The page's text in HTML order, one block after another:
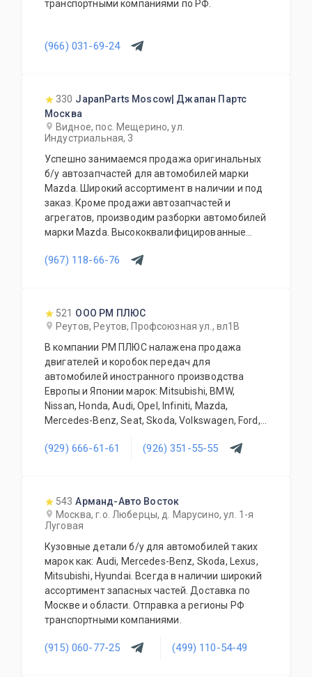
транспортными компаниями по РФ.
(966) 031-69-24
330 JapanParts Moscow| Джапан Партс
Москва
Видное, пос. Мещерино, ул.
Индустриальная, 3
Успешно занимаемся продажа оригинальных
б/у автозапчастей для автомобилей марки
Mazda. Широкий ассортимент в наличии и под
заказ. Кроме продажи автозапчастей и
агрегатов, производим разборки автомобилей
марки Mazda. Высококвалифицированные
его виды. В нашем автосервисе проводится
дополнительное оборудование для Вашего
автомобиля. Гарантия качества на все услуги
и продукцию. Квалифицированные
специалисты. Мы работаем для Вас каждый
день.
(967) 118-66-76
521 ООО РМ ПЛЮС
Реутов, Реутов, Профсоюзная ул., вл1В
В компании РМ ПЛЮС налажена продажа
двигателей и коробок передач для
автомобилей иностранного производства
Европы и Японии марок: Mitsubishi, BMW,
Nissan, Honda, Audi, Opel, Infiniti, Mazda,
Mercedes-Benz, Seat, Skoda, Volkswagen, Ford,
оригинальная. Все агрегаты тщательно
занимается реализацией силовых агрегатов,
автоматических и механических коробок
Поставка под заказ производится в
кратчайшие сроки. Поставки осуществляются
в любую точку Российской Федерации.
Грамотные специалисты всегда рады
ответить на все интересующие Вас вопросы.
Будем рады видеть Вас нашими клиентами.
(929) 666-61-61 (926) 351-55-55
543 Арманд-Авто Восток
Москва, г.о. Люберцы, д. Марусино, ул. 1-я
Луговая
Кузовные детали б/у для автомобилей таких
марок как: Audi, Mercedes-Benz, Skoda, Lexus,
Mitsubishi, Hyundai. Всегда в наличии широкий
ассортимент запасных частей. Доставка по
Москве и области. Отправка а регионы РФ
транспортными компаниями.
(915) 060-77-25 (499) 110-54-49